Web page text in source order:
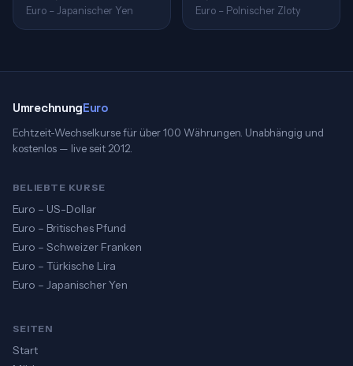
Euro – Japanischer Yen Euro – Polnischer Zloty
UmrechnungEuro
Echtzeit-Wechselkurse für über 100 Währungen. Unabhängig und
kostenlos — live seit 2012.
BELIEBTE KURSE
Euro – US-Dollar
Euro – Britisches Pfund
Euro – Schweizer Franken
Euro – Türkische Lira
Euro – Japanischer Yen
SEITEN
Start